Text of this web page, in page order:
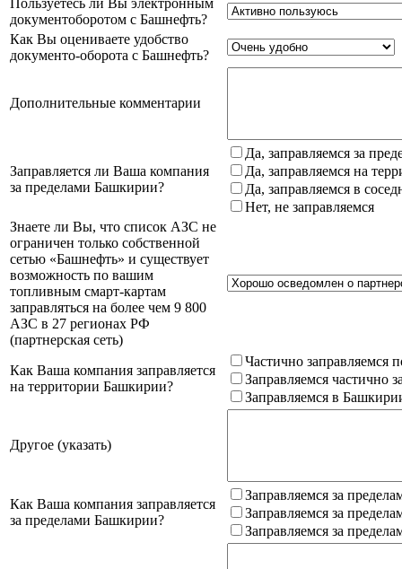
Пользуетесь ли Вы электронным
документоборотом с Башнефть?
Как Вы оцениваете удобство
документо-оборота с Башнефть?
Дополнительные комментарии
Заправляется ли Ваша компания
за пределами Башкирии?
Да, заправляемся за
Да, заправляемся на
Да, заправляемся в
Нет, не заправляемся
Знаете ли Вы, что список АЗС не
ограничен только собственной
сетью «Башнефть» и существует
возможность по вашим
топливным смарт-картам
заправляться на более чем 9 800
АЗС в 27 регионах РФ
(партнерская сеть)
Как Ваша компания заправляется
на территории Башкирии?
Частично заправляемся
Заправляемся частично
Заправляемся в
Другое (указать)
Как Ваша компания заправляется
за пределами Башкирии?
Заправляемся за
Заправляемся за
Заправляемся за